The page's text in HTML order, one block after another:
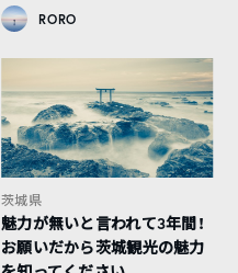
RORO
茨城県
魅力が無いと言われて3年間！
お願いだから茨城観光の魅力